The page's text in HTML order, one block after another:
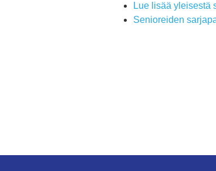
Lue lisää yleisestä
Senioreiden